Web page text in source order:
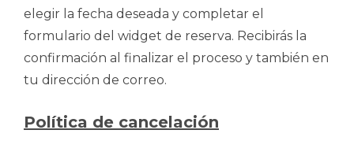
elegir la fecha deseada y completar el
formulario del widget de reserva. Recibirás la
confirmación al finalizar el proceso y también en
tu dirección de correo.
Política de cancelación